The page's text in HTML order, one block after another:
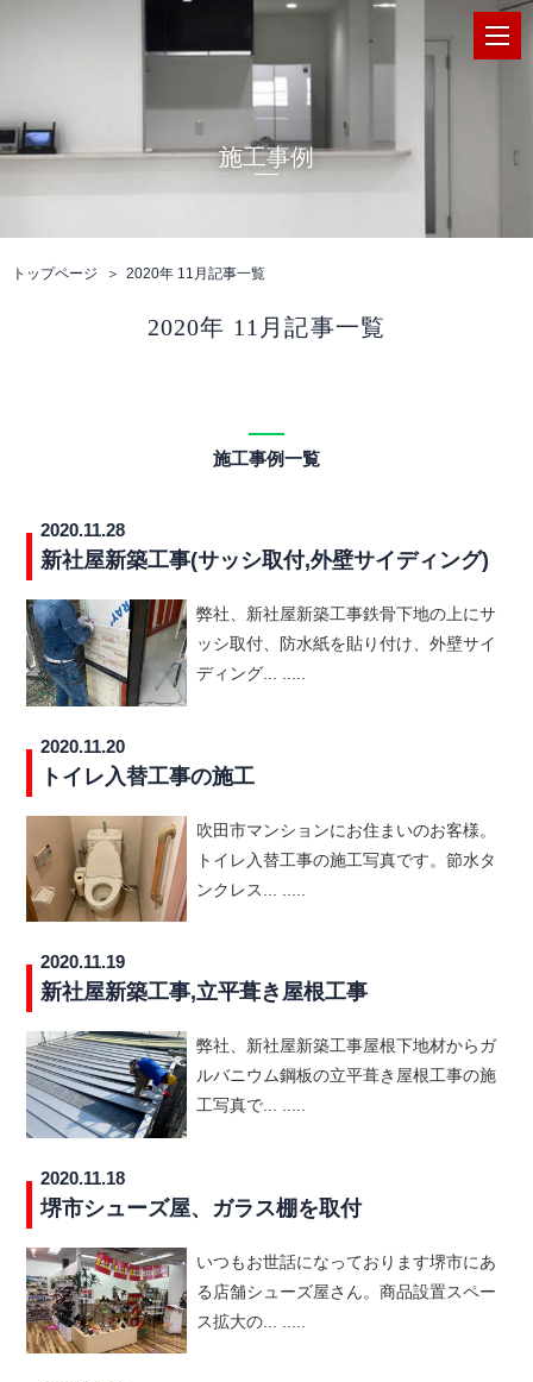
施工事例
トップページ 2020年 11月記事一覧
2020年 11月記事一覧
施工事例一覧
2020.11.28
新社屋新築工事(サッシ取付,外壁サイディング)
弊社、新社屋新築工事鉄骨下地の上にサ
ッシ取付、防水紙を貼り付け、外壁サイ
ディング... .....
2020.11.20
トイレ入替工事の施工
吹田市マンションにお住まいのお客様。
トイレ入替工事の施工写真です。節水タ
ンクレス... .....
2020.11.19
新社屋新築工事,立平葺き屋根工事
弊社、新社屋新築工事屋根下地材からガ
ルバニウム鋼板の立平葺き屋根工事の施
工写真で... .....
2020.11.18
堺市シューズ屋、ガラス棚を取付
いつもお世話になっております堺市にあ
る店舗シューズ屋さん。商品設置スペー
ス拡大の... .....